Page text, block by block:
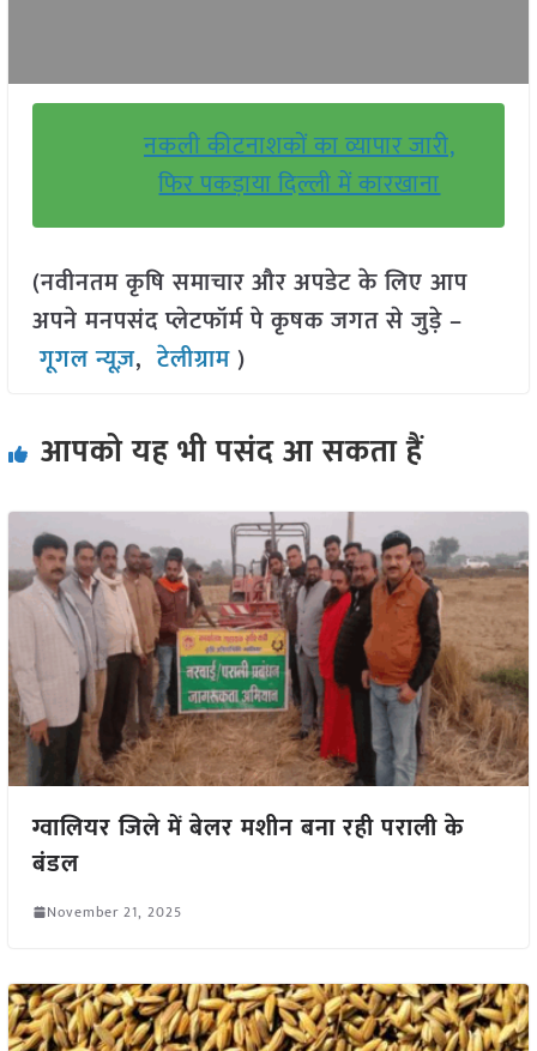
नकली कीटनाशकों का व्यापार जारी,
फिर पकड़ाया दिल्ली में कारखाना
(नवीनतम कृषि समाचार और अपडेट के लिए आप
अपने मनपसंद प्लेटफॉर्म पे कृषक जगत से जुड़े –
गूगल न्यूज़,टेलीग्राम )
आपको यह भी पसंद आ सकता हैं
ग्वालियर जिले में बेलर मशीन बना रही पराली के
बंडल
November 21, 2025